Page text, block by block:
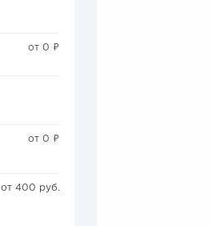
от 0 ₽
от 0 ₽
от 400 руб.